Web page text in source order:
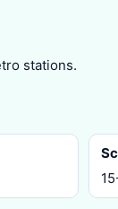
stations.